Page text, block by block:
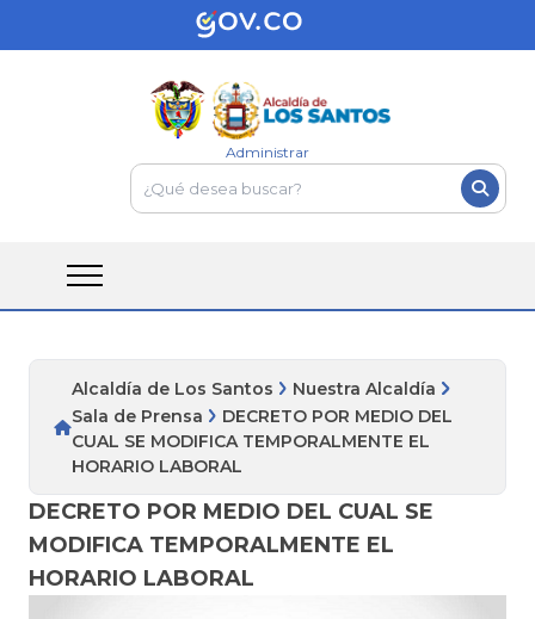
Administrar
Alcaldía de Los Santos
Nuestra Alcaldía
Sala de Prensa
DECRETO POR MEDIO DEL
CUAL SE MODIFICA TEMPORALMENTE EL
HORARIO LABORAL
DECRETO POR MEDIO DEL CUAL SE
MODIFICA TEMPORALMENTE EL
HORARIO LABORAL